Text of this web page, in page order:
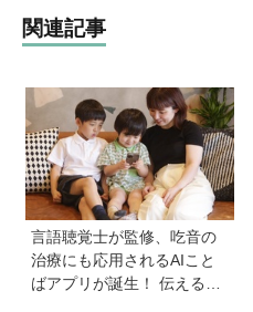
関連記事
言語聴覚士が監修、吃音の
治療にも応用されるAIこと
ばアプリが誕生！ 伝える力